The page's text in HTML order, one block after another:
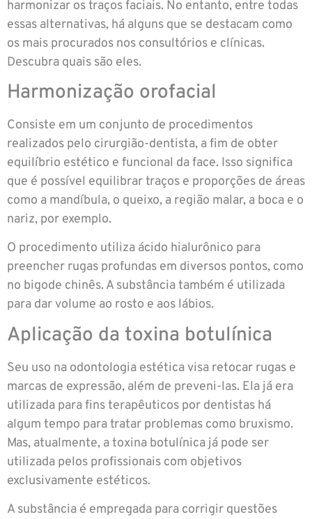
harmonizar os traços faciais. No entanto, entre todas
essas alternativas, há alguns que se destacam como
os mais procurados nos consultórios e clínicas.
Descubra quais são eles.
Harmonização orofacial
Consiste em um conjunto de procedimentos
realizados pelo cirurgião-dentista, a fim de obter
equilíbrio estético e funcional da face. Isso significa
que é possível equilibrar traços e proporções de áreas
como a mandíbula, o queixo, a região malar, a boca e o
nariz, por exemplo.
O procedimento utiliza ácido hialurônico para
preencher rugas profundas em diversos pontos, como
no bigode chinês. A substância também é utilizada
para dar volume ao rosto e aos lábios.
Aplicação da toxina botulínica
Seu uso na odontologia estética visa retocar rugas e
marcas de expressão, além de preveni-las. Ela já era
utilizada para fins terapêuticos por dentistas há
algum tempo para tratar problemas como bruxismo.
Mas, atualmente, a toxina botulínica já pode ser
utilizada pelos profissionais com objetivos
exclusivamente estéticos.
A substância é empregada para corrigir questões